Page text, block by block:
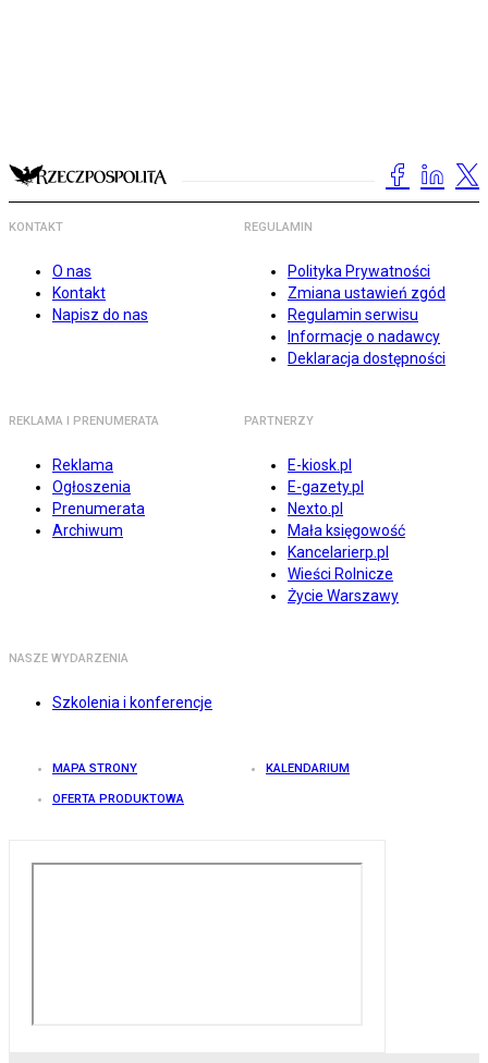
KONTAKT
O nas
Kontakt
Napisz do nas
REGULAMIN
Polityka Prywatności
Zmiana ustawień zgód
Regulamin serwisu
Informacje o nadawcy
Deklaracja dostępności
REKLAMA I PRENUMERATA
Reklama
Ogłoszenia
Prenumerata
Archiwum
PARTNERZY
E-kiosk.pl
E-gazety.pl
Nexto.pl
Mała księgowość
Kancelarierp.pl
Wieści Rolnicze
Życie Warszawy
NASZE WYDARZENIA
Szkolenia i konferencje
MAPA STRONY KALENDARIUM
OFERTA PRODUKTOWA